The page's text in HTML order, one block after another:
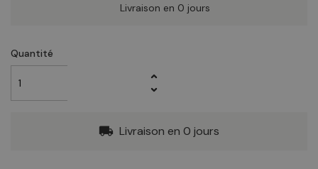
Livraison en 0 jours
Quantité
local_shipping Livraison en 0 jours